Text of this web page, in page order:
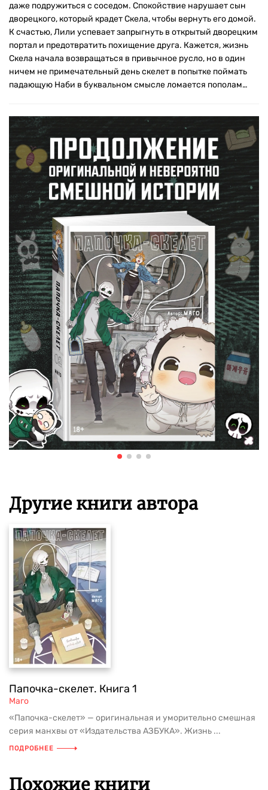
даже подружиться с соседом. Спокойствие нарушает сын
дворецкого, который крадет Скела, чтобы вернуть его домой.
К счастью, Лили успевает запрыгнуть в открытый дворецким
портал и предотвратить похищение друга. Кажется, жизнь
Скела начала возвращаться в привычное русло, но в один
ничем не примечательный день скелет в попытке поймать
падающую Наби в буквальном смысле ломается пополам…
Другие книги автора
Папочка-скелет. Книга 1
Маго
«Папочка-скелет» — оригинальная и уморительно смешная
серия манхвы от «Издательства АЗБУКА». Жизнь ...
ПОДРОБНЕЕ
Похожие книги